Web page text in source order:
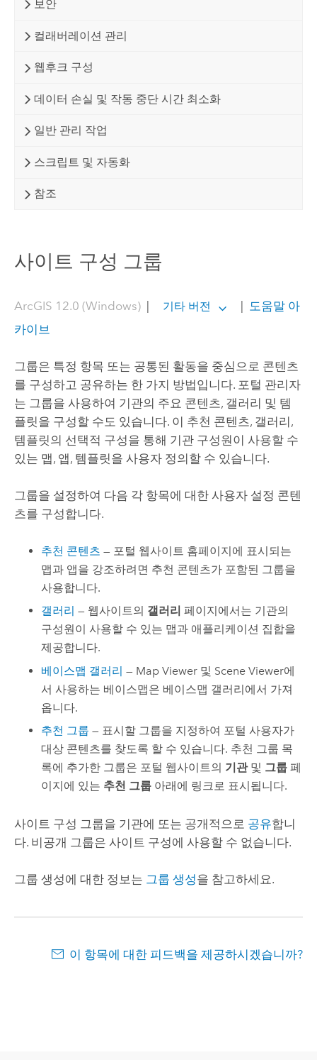
보안
컬래버레이션 관리
웹후크 구성
데이터 손실 및 작동 중단 시간 최소화
일반 관리 작업
스크립트 및 자동화
참조
사이트 구성 그룹
ArcGIS 12.0 (Windows)| 기타 버전
도움말 아
카이브
그룹은 특정 항목 또는 공통된 활동을 중심으로 콘텐츠
를 구성하고 공유하는 한 가지 방법입니다. 포털 관리자
는 그룹을 사용하여 기관의 주요 콘텐츠, 갤러리 및 템
플릿을 구성할 수도 있습니다. 이 추천 콘텐츠, 갤러리,
템플릿의 선택적 구성을 통해 기관 구성원이 사용할 수
있는 맵, 앱, 템플릿을 사용자 정의할 수 있습니다.
그룹을 설정하여 다음 각 항목에 대한 사용자 설정 콘텐
츠를 구성합니다.
추천 콘텐츠 — 포털 웹사이트 홈페이지에 표시되는
맵과 앱을 강조하려면 추천 콘텐츠가 포함된 그룹을
사용합니다.
갤러리 — 웹사이트의 갤러리 페이지에서는 기관의
구성원이 사용할 수 있는 맵과 애플리케이션 집합을
제공합니다.
베이스맵 갤러리 — Map Viewer 및 Scene Viewer에
서 사용하는 베이스맵은 베이스맵 갤러리에서 가져
옵니다.
추천 그룹 — 표시할 그룹을 지정하여 포털 사용자가
대상 콘텐츠를 찾도록 할 수 있습니다. 추천 그룹 목
록에 추가한 그룹은 포털 웹사이트의 기관및 그룹 페
이지에 있는 추천 그룹 아래에 링크로 표시됩니다.
사이트 구성 그룹을 기관에 또는 공개적으로 공유합니
다. 비공개 그룹은 사이트 구성에 사용할 수 없습니다.
그룹 생성에 대한 정보는 그룹 생성을 참고하세요.
이 항목에 대한 피드백을 제공하시겠습니까?